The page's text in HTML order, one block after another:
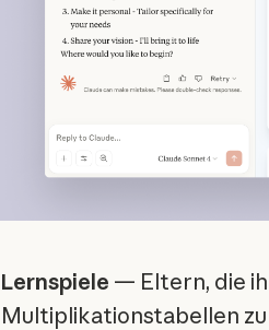
Lernspiele — Eltern, die
Multiplikationstabellen